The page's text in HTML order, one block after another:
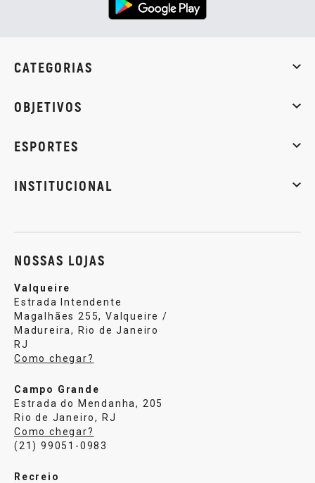
CATEGORIAS
OBJETIVOS
ESPORTES
INSTITUCIONAL
NOSSAS LOJAS
Valqueire
Estrada Intendente
Magalhães 255, Valqueire /
Madureira, Rio de Janeiro
RJ
Como chegar?
Campo Grande
Estrada do Mendanha, 205
Rio de Janeiro, RJ
Como chegar?
(21) 99051-0983
Recreio